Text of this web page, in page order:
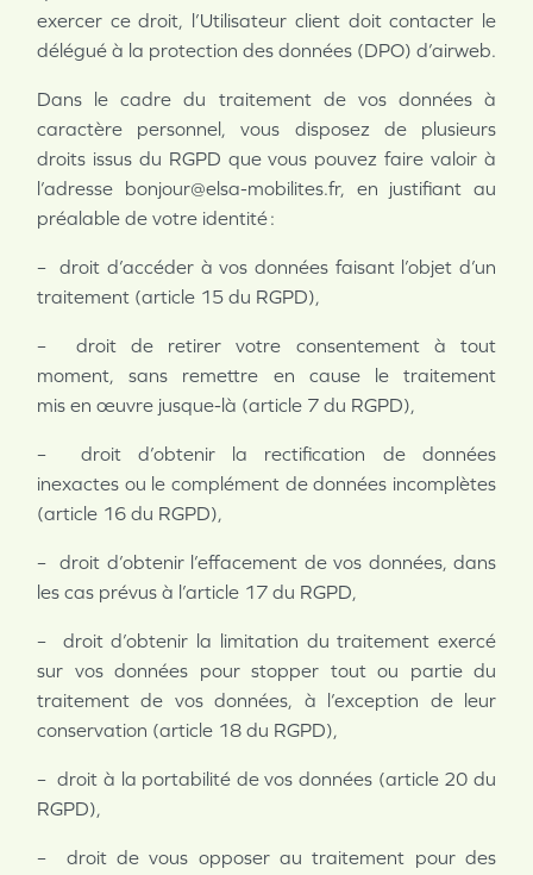
exercer ce droit, l’Utilisateur client doit contacter le
délégué à la protection des données (DPO) d’airweb.
Dans le cadre du traitement de vos données à
caractère personnel, vous disposez de plusieurs
droits issus du RGPD que vous pouvez faire valoir à
l’adresse bonjour@elsa-mobilites.fr, en justifiant au
préalable de votre identité :
– droit d’accéder à vos données faisant l’objet d’un
traitement (article 15 du RGPD),
– droit de retirer votre consentement à tout
moment, sans remettre en cause le traitement
mis en œuvre jusque-là (article 7 du RGPD),
– droit d’obtenir la rectification de données
inexactes ou le complément de données incomplètes
(article 16 du RGPD),
– droit d’obtenir l’effacement de vos données, dans
les cas prévus à l’article 17 du RGPD,
– droit d’obtenir la limitation du traitement exercé
sur vos données pour stopper tout ou partie du
traitement de vos données, à l’exception de leur
conservation (article 18 du RGPD),
– droit à la portabilité de vos données (article 20 du
RGPD),
– droit de vous opposer au traitement pour des